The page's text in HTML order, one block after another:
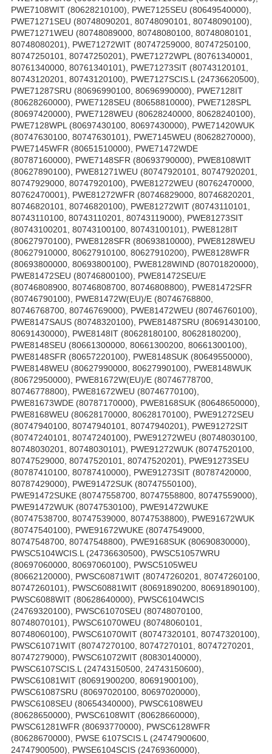
PWE7108WIT (80628210100), PWE7125SEU (80649540000),
PWE71271SEU (80748090201, 80748090101, 80748090100),
PWE71271WEU (80748089000, 80748080100, 80748080101,
80748080201), PWE71272WIT (80747259000, 80747250100,
80747250101, 80747250201), PWE71272WPL (80761340001,
80761340000, 80761340101), PWE71273SIT (80743120101,
80743120201, 80743120100), PWE7127SCIS.L (24736620500),
PWE71287SRU (80696990100, 80696990000), PWE7128IT
(80628260000), PWE7128SEU (80658810000), PWE7128SPL
(80697420000), PWE7128WEU (80628240000, 80628240100),
PWE7128WPL (80697430100, 80697430000), PWE71420WUK
(80747630100, 80747630101), PWE7145WEU (80628270000),
PWE7145WFR (80651510000), PWE71472WDE
(80787160000), PWE7148SFR (80693790000), PWE8108WIT
(80627890100), PWE81271WEU (80747920101, 80747920201,
80747929000, 80747920100), PWE81272WEU (80762470000,
80762470001), PWE81272WFR (80746829000, 80746820201,
80746820101, 80746820100), PWE81272WIT (80743110101,
80743110100, 80743110201, 80743119000), PWE81273SIT
(80743100201, 80743100100, 80743100101), PWE8128IT
(80627970100), PWE8128SFR (80693810000), PWE8128WEU
(80627910000, 80627910100, 80627910200), PWE8128WFR
(80693800000, 80693800100), PWE8128WIND (80701820000),
PWE81472SEU (80746800100), PWE81472SEU/E
(80746808900, 80746808700, 80746808800), PWE81472SFR
(80746790100), PWE81472W(EU)/E (80746768800,
80746768700, 80746769000), PWE81472WEU (80746760100),
PWE8147SAUS (80748320100), PWE81487SRU (80691430100,
80691430000), PWE8148IT (80628180100, 80628180200),
PWE8148SEU (80661300000, 80661300200, 80661300100),
PWE8148SFR (80657220100), PWE8148SUK (80649550000),
PWE8148WEU (80627990000, 80627990100), PWE8148WUK
(80672950000), PWE81672W(EU)/E (80746778700,
80746778800), PWE81672WEU (80746770100),
PWE81673WDE (80787170000), PWE8168SUK (80648650000),
PWE8168WEU (80628170000, 80628170100), PWE91272SEU
(80747940100, 80747940101, 80747940201), PWE91272SIT
(80747240101, 80747240100), PWE91272WEU (80748030100,
80748030201, 80748030101), PWE91272WUK (80747520100,
80747529000, 80747520101, 80747520201), PWE91273SEU
(80787410100, 80787410000), PWE91273SIT (80787420000,
80787429000), PWE91472SUK (80747550100),
PWE91472SUKE (80747558700, 80747558800, 80747559000),
PWE91472WUK (80747530100), PWE91472WUKE
(80747538700, 80747539000, 80747538800), PWE91672WUK
(80747540100), PWE91672WUKE (80747549000,
80747548700, 80747548800), PWE9168SUK (80690830000),
PWSC5104WCIS.L (24736630500), PWSC51057WRU
(80697060000, 80697060100), PWSC5105WEU
(80662120000), PWSC60871WIT (80747260201, 80747260100,
80747260101), PWSC60881WIT (80691890200, 80691890100),
PWSC6088WIT (80628640000), PWSC6104WCIS
(24769320100), PWSC61070SEU (80748070100,
80748070101), PWSC61070WEU (80748060101,
80748060100), PWSC61070WIT (80747320101, 80747320100),
PWSC61071WIT (80747270100, 80747270101, 80747270201,
80747279000), PWSC61072WIT (80830140000),
PWSC6107SCIS.L (24743150500, 24743150600),
PWSC61081WIT (80691900200, 80691900100),
PWSC61087SRU (80697020100, 80697020000),
PWSC6108SEU (80654340000), PWSC6108WEU
(80628650000), PWSC6108WIT (80628660000),
PWSC61281WFR (80693770000), PWSC6128WFR
(80628670000), PWSE 6107SCIS.L (24747900600,
24747900500), PWSE6104SCIS (24769360000),